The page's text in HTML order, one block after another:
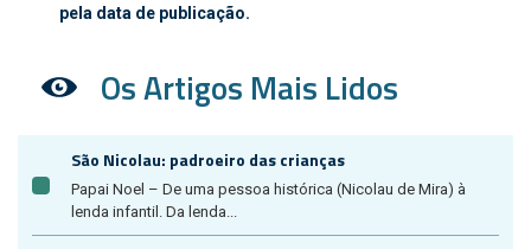
pela data de publicação.
Os Artigos Mais Lidos
São Nicolau: padroeiro das crianças
Papai Noel – De uma pessoa histórica (Nicolau de Mira) à
lenda infantil. Da lenda...